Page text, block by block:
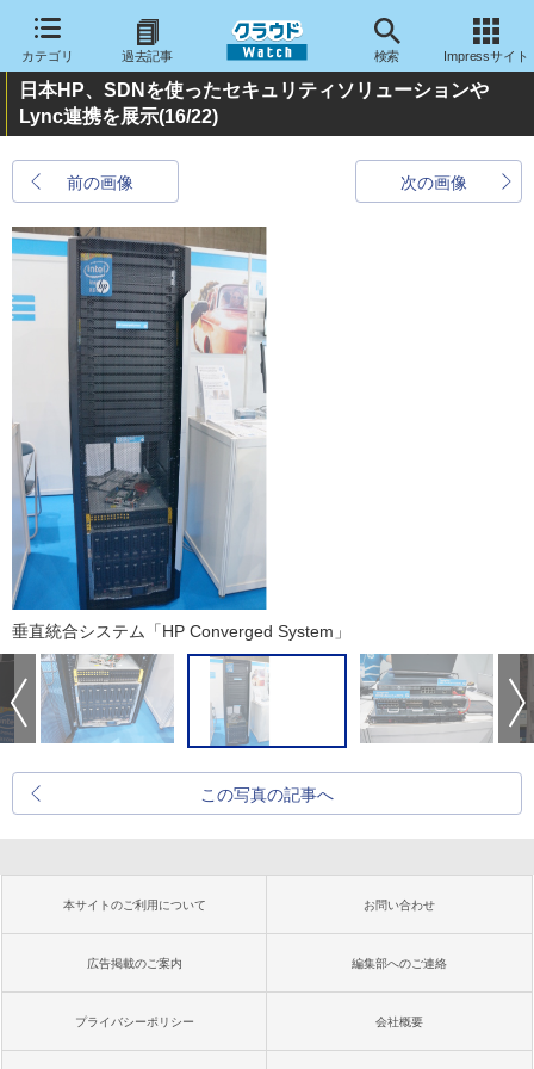
カテゴリ 過去記事 検索 Impressサイト
日本HP、SDNを使ったセキュリティソリューションや
Lync連携を展示(16/22)
前の画像 次の画像
垂直統合システム「HP Converged System」
この写真の記事へ
本サイトのご利用について お問い合わせ
広告掲載のご案内 編集部へのご連絡
プライバシーポリシー 会社概要